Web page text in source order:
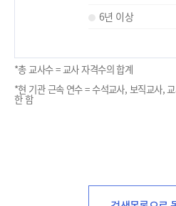
6년 이상
*총 교사수 = 교사 자격수의 합계
*현 기관 근속 연수 = 수석교사, 보직교사,
한 함